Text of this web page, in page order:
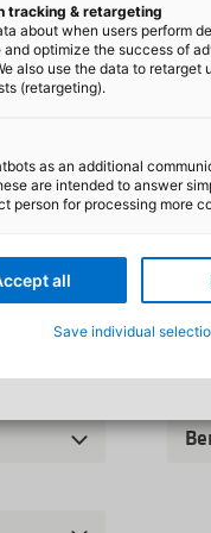
tracking & retargeting
about when users perform
optimize the success of
also use the data to retarget
(retargeting).
as an additional
are intended to answer
person for processing more
all
Save individual